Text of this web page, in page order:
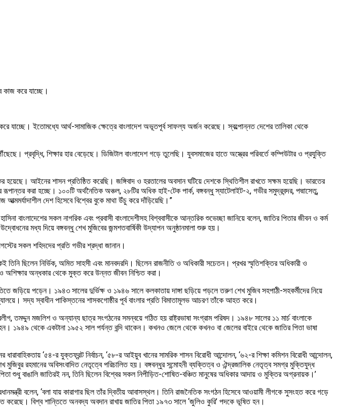
কাজ করে যাচ্ছে।
যাচ্ছে। ইতোমধ্যে আর্থ-সামাজিক ক্ষেত্রে বাংলাদেশ অভূতপূর্ব সাফল্য অর্জন করেছে। স্বল্পোন্নত দেশের তালিকা থেকে
প্রবৃদ্ধি, শিক্ষার হার বেড়েছে। ডিজিটাল বাংলাদেশ গড়ে তুলেছি। যুবসমাজের হাতে অস্ত্রের পরিবর্তে কম্পিউটার ও প্রযুক্তি
হয়েছে। আইনের শাসন প্রতিষ্ঠিত করেছি। জঙ্গিবাদ ও হরতালের অবসান ঘটিয়ে দেশকে স্থিতিশীল রাখতে সক্ষম হয়েছি। ভারতের
করা হচ্ছে। ১০০টি অর্থনৈতিক অঞ্চল, ২৮টির অধিক হাই-টেক পার্ক, বঙ্গবন্ধু স্যাটেলাইট-২, গভীর সমুদ্রবন্দর, পদ্মাসেতু,
দেশ হিসেবে বিশ্বের বুকে মাথা উঁচু করে দাঁড়িয়েছি।”
বাংলাদেশের সকল নাগরিক এবং প্রবাসী বাংলাদেশীসহ বিশ্ববাসীকে আন্তরিক শুভেচ্ছা জানিয়ে বলেন, জাতির পিতার জীবন ও কর্ম
মধ্য দিয়ে বঙ্গবন্ধু শেখ মুজিবের জন্মশতবার্ষিকী উদ্যাপন অনুষ্ঠানমালা শুরু হয়।
সকল শহিদদের প্রতি গভীর শ্রদ্ধা জানান।
ছিলেন নির্ভিক, অমিত সাহসী এবং মানবদরদি। ছিলেন রাজনীতি ও অধিকারী সচেতন। প্রখর স্মৃতিশক্তির অধিকারী ও
ও অশিক্ষার অন্ধকার থেকে মুক্ত করে উন্নত জীবন নিশ্চিত করা।
জড়িয়ে পড়েন। ১৯৪৩ সালের দুর্ভিক্ষ ও ১৯৪৬ সালে কলকাতায় দাঙ্গা ছড়িয়ে পড়লে তরুণ শেখ মুজিব সহপাঠী-সহকর্মীদের নিয়ে
সদ্য স্বাধীন পাকিস্তনের শাসকগোষ্ঠীর পূর্ব বাংলার প্রতি বিমাতামূলভ আচরণ তাঁকে আহত করে।
তমদ্দুন মজলিশ ও অন্যান্য ছাত্র সংগঠনের সমন্বয়ে গঠিত হয় রাষ্ট্রভাষা সংগ্রাম পরিষদ। ১৯৪৮ সালের ১১ মার্চ বাংলাকে
হন। ১৯৪৯ থেকে একটানা ১৯৫২ সাল পর্যন্ত বন্দি থাকেন। কখনও জেলে থেকে কখনও বা জেলের বাইরে থেকে জাতির পিতা ভাষা
‘৫৪-র যুক্তফ্রন্ট নির্বাচন, ‘৫৮-র আইয়ুব খানের সামরিক শাসন বিরোধী আন্দোলন, ‘৬২-র শিক্ষা কমিশন বিরোধী আন্দোলন,
রহমানের অবিসংবাদিত নেতৃত্বে পরিচালিত হয়। বঙ্গবন্ধুর সন্মোহনী ব্যক্তিত্ব ও ঐন্দ্রজালিক নেতৃত্ব সমগ্র মুক্তিযুদ্ধ
শুধু বাঙালি জাতিরই নন, তিনি ছিলেন বিশ্বের সকল নিপীড়িত-শোষিত-বঞ্চিত মানুষের অধিকার আদায় ও মুক্তির অগ্রনায়ক।’
বলেন, ‘বলা যায় কারাগার ছিল তাঁর দ্বিতীয় আবাসস্থল। তিনি রাজনৈতিক সংগঠন হিসেবে আওয়ামী লীগকে সুসংহত করে গড়ে
করেছে। বিশ্ব শান্তিতে অনবদ্য অবদান রাখায় জাতির পিতা ১৯৭৩ সালে ‘জুলিও কুরি’ পদকে ভূষিত হন।